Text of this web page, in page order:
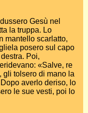
Gesù nel
la truppa. Lo
mantello scarlatto,
posero sul capo
Poi,
«Salve, re
gli tolsero di mano la
averlo deriso, lo
le sue vesti, poi lo